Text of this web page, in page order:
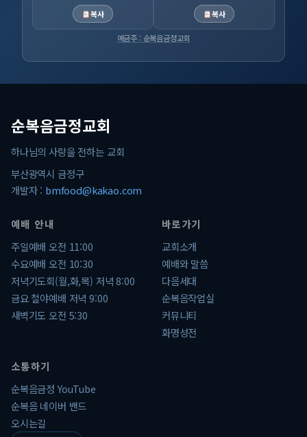
복사 복사
예금주 : 순복음금정교회
순복음금정교회
하나님의 사랑을 전하는 교회
부산광역시 금정구
개발자 : bmfood@kakao.com
예배 안내
주일예배 오전 11:00
수요예배 오전 10:30
저녁기도회(월,화,목) 저녁 8:00
금요 철야예배 저녁 9:00
새벽기도 오전 5:30
바로가기
교회소개
예배와 말씀
다음세대
순복음작업실
커뮤니티
화명성전
소통하기
순복음금정 YouTube
순복음 네이버 밴드
오시는길